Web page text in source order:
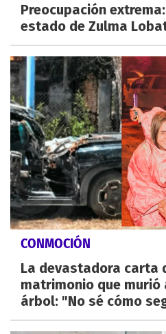
Preocupación
estado de Zulma
CONMOCIÓN
La devastadora carta
matrimonio que
árbol: "No sé cómo